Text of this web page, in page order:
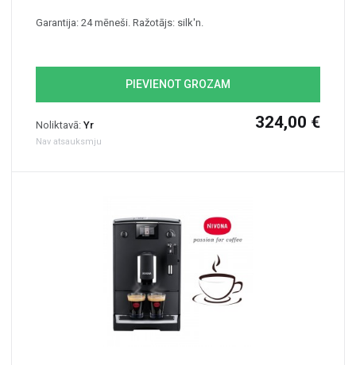
Garantija: 24 mēneši. Ražotājs: silk'n.
PIEVIENOT GROZAM
Noliktavā: Yr
Nav atsauksmju
324,00 €